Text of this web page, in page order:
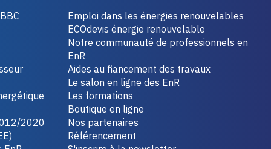
2020
Emploi dans les énergies renouvelables
ECOdevis énergie renouvelable
Notre communauté de professionnels en
EnR
Aides au financement des travaux
Le salon en ligne des EnR
Les formations
Boutique en ligne
Nos partenaires
Référencement